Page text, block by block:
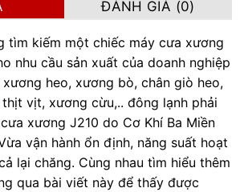
ĐÁNH GIÁ (0)
tìm kiếm một chiếc máy cưa xương
nhu cầu sản xuất của doanh nghiệp
heo, xương bò, chân giò heo,
thịt vịt, xương cừu,.. đông lạnh phải
xương J210 do Cơ Khí Ba Miền
vận hành ổn định, năng suất hoạt
lại chăng. Cùng nhau tìm hiểu thêm
qua bài viết này để thấy được